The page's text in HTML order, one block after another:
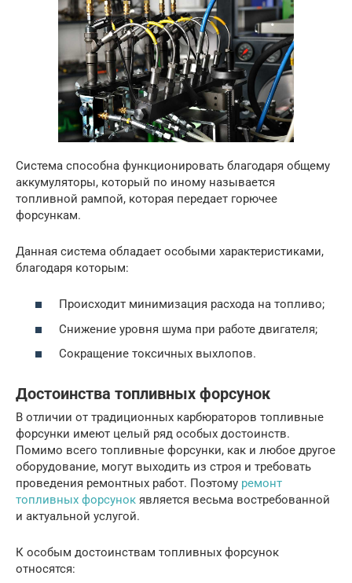
Система способна функционировать благодаря общему
аккумуляторы, который по иному называется
топливной рампой, которая передает горючее
форсункам.
Данная система обладает особыми характеристиками,
благодаря которым:
Происходит минимизация расхода на топливо;
Снижение уровня шума при работе двигателя;
Сокращение токсичных выхлопов.
Достоинства топливных форсунок
В отличии от традиционных карбюраторов топливные
форсунки имеют целый ряд особых достоинств.
Помимо всего топливные форсунки, как и любое другое
оборудование, могут выходить из строя и требовать
проведения ремонтных работ. Поэтому ремонт
топливных форсунок является весьма востребованной
и актуальной услугой.
К особым достоинствам топливных форсунок
относятся: